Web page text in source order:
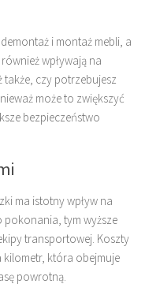
, demontaż i montaż mebli, a
wpływają na
czy potrzebujesz
może to zwiększyć
bezpieczeństwo
ma istotny wpływ na
pokonania, tym wyższe
transportowej. Koszty
kilometr, która obejmuje
powrotną.